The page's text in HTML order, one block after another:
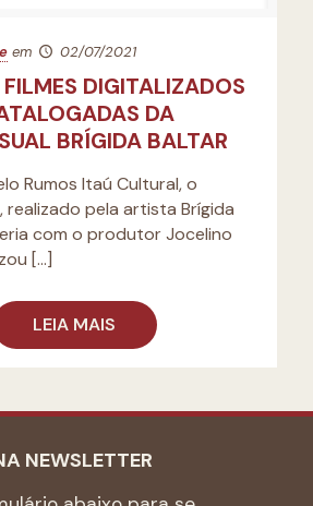
em 02/07/2021
FILMES DIGITALIZADOS
DA
BRÍGIDA BALTAR
Rumos Itaú Cultural, o
realizado pela artista Brígida
com o produtor Jocelino
[…]
LEIA MAIS
NEWSLETTER